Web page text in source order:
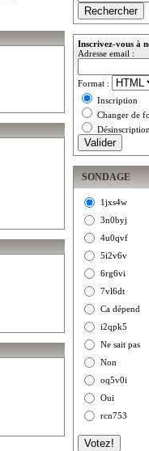
Inscrivez-vous à
Adresse email :
Format :
Inscription
Changer de
Désinscription
SONDAGE
1jxs4w
3n0byj
4u0qvf
5i2v6v
6rg6vi
7vl6dt
Ca dépend
i2qpk5
Ne sait pas
Non
oq5v0i
Oui
rcn753